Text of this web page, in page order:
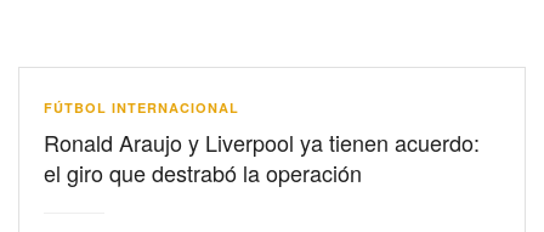
FÚTBOL INTERNACIONAL
Ronald Araujo y Liverpool ya tienen acuerdo:
el giro que destrabó la operación